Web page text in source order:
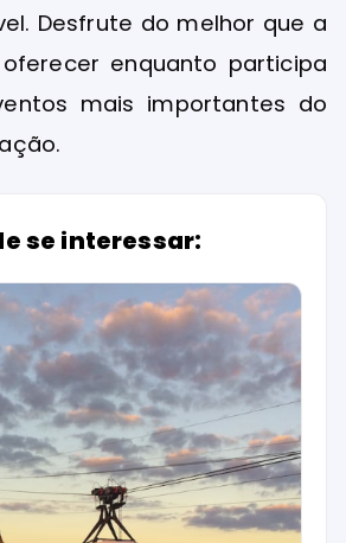
Desfrute do melhor que a
enquanto participa
mais importantes do
se interessar: